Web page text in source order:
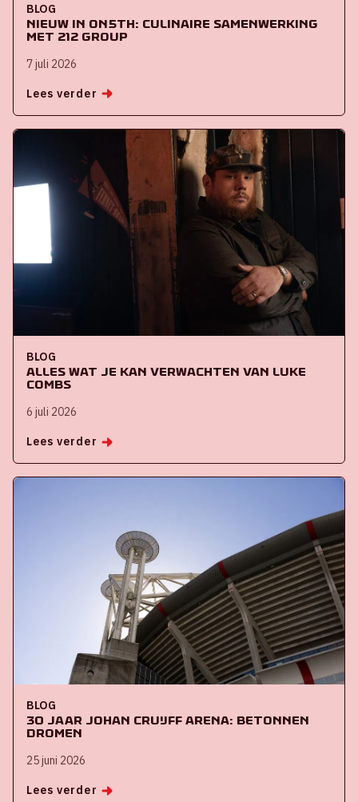
BLOG
Nieuw in ON5th: culinaire samenwerking
met 212 Group
7 juli 2026
Lees verder
BLOG
Alles wat je kan verwachten van Luke
Combs
6 juli 2026
Lees verder
BLOG
30 jaar Johan Cruijff ArenA: Betonnen
dromen
25 juni 2026
Lees verder